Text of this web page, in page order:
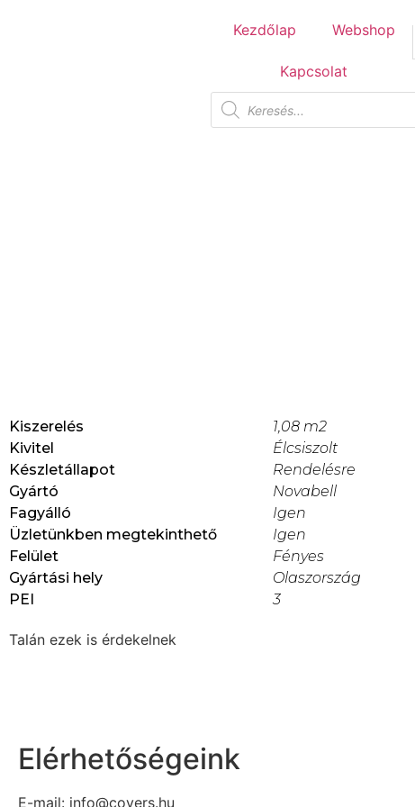
Kezdőlap Webshop
Kapcsolat
Tuscania Durango Medium
Kiszerelés
1,08 m2
Kivitel
Élcsiszolt
Készletállapot
Rendelésre
Gyártó
Novabell
Fagyálló
Igen
Üzletünkben megtekinthető
Igen
Felület
Fényes
Gyártási hely
Olaszország
PEI
3
Talán ezek is érdekelnek
Elérhetőségeink
E-mail: info@covers.hu